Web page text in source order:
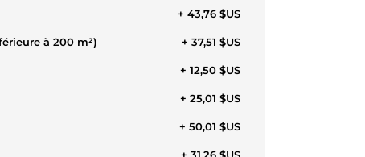
+ 43,76 $US
à 200 m²) + 37,51 $US
+ 12,50 $US
+ 25,01 $US
+ 50,01 $US